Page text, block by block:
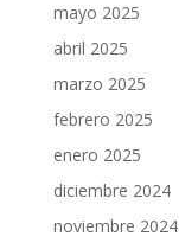
mayo 2025
abril 2025
marzo 2025
febrero 2025
enero 2025
diciembre 2024
noviembre 2024